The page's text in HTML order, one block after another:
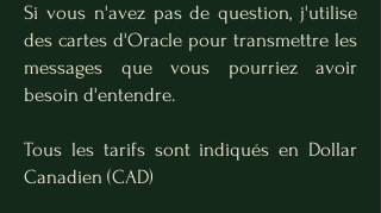
Si vous n'avez pas de question, j'utilise
des cartes d'Oracle pour transmettre les
messages que vous pourriez avoir
besoin d'entendre.
Tous les tarifs sont indiqués en Dollar
Canadien (CAD)